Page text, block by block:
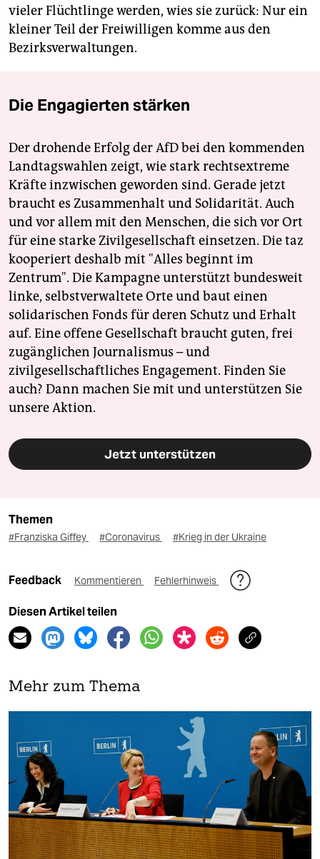
vieler Flüchtlinge werden, wies sie zurück: Nur ein
kleiner Teil der Freiwilligen komme aus den
Bezirksverwaltungen.
Die Engagierten stärken
Der drohende Erfolg der AfD bei den kommenden
Landtagswahlen zeigt, wie stark rechtsextreme
Kräfte inzwischen geworden sind. Gerade jetzt
braucht es Zusammenhalt und Solidarität. Auch
und vor allem mit den Menschen, die sich vor Ort
für eine starke Zivilgesellschaft einsetzen. Die taz
kooperiert deshalb mit "Alles beginnt im
Zentrum". Die Kampagne unterstützt bundesweit
linke, selbstverwaltete Orte und baut einen
solidarischen Fonds für deren Schutz und Erhalt
auf. Eine offene Gesellschaft braucht guten, frei
zugänglichen Journalismus – und
zivilgesellschaftliches Engagement. Finden Sie
auch? Dann machen Sie mit und unterstützen Sie
unsere Aktion.
Jetzt unterstützen
Themen
#Franziska Giffey #Coronavirus #Krieg in der Ukraine
Feedback Kommentieren Fehlerhinweis
Diesen Artikel teilen
Mehr zum Thema